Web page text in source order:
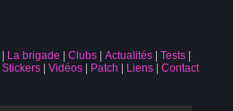
La brigade Clubs Actualités
Tests
Stickers Vidéos Patch Liens Contact